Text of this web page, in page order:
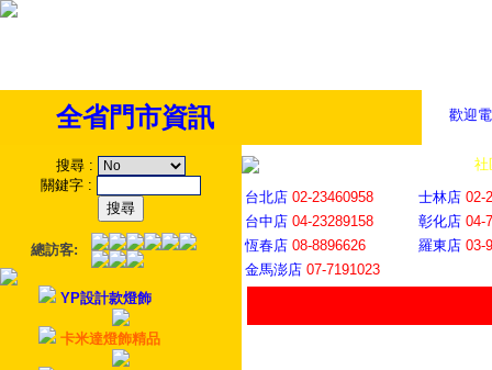
歡迎
全省門市資訊
搜尋 :
關鍵字 :
總訪客:
YP設計款燈飾
卡米達燈飾精品
社
台北店 02-23460958 士林店 02-
台中店 04-23289158 彰化店 04-
恆春店 08-8896626 羅東店 03-
金馬澎店 07-7191023